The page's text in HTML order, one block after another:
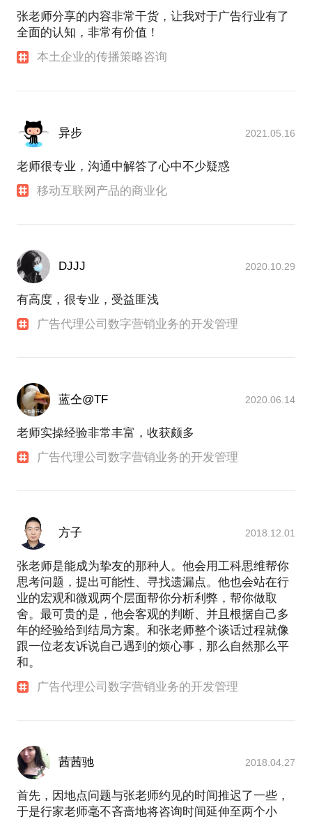
张老师分享的内容非常干货，让我对于广告行业有了
全面的认知，非常有价值！
本土企业的传播策略咨询
异步 2021.05.16
老师很专业，沟通中解答了心中不少疑惑
移动互联网产品的商业化
DJJJ 2020.10.29
有高度，很专业，受益匪浅
广告代理公司数字营销业务的开发管理
蓝仝@TF 2020.06.14
老师实操经验非常丰富，收获颇多
广告代理公司数字营销业务的开发管理
方子 2018.12.01
张老师是能成为挚友的那种人。他会用工科思维帮你
思考问题，提出可能性、寻找遗漏点。他也会站在行
业的宏观和微观两个层面帮你分析利弊，帮你做取
舍。最可贵的是，他会客观的判断、并且根据自己多
年的经验给到结局方案。和张老师整个谈话过程就像
跟一位老友诉说自己遇到的烦心事，那么自然那么平
和。
广告代理公司数字营销业务的开发管理
茜茜驰 2018.04.27
首先，因地点问题与张老师约见的时间推迟了一些，
于是行家老师毫不吝啬地将咨询时间延伸至两个小